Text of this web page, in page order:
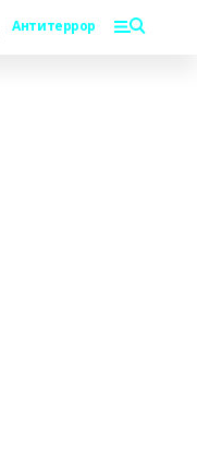
Антитеррор